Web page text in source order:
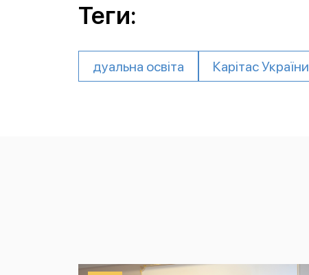
Теги:
дуальна освіта Карітас України